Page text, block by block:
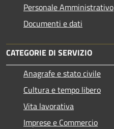
Personale Amministrativo
Documenti e dati
CATEGORIE DI SERVIZIO
Anagrafe e stato civile
Cultura e tempo libero
Vita lavorativa
Imprese e Commercio